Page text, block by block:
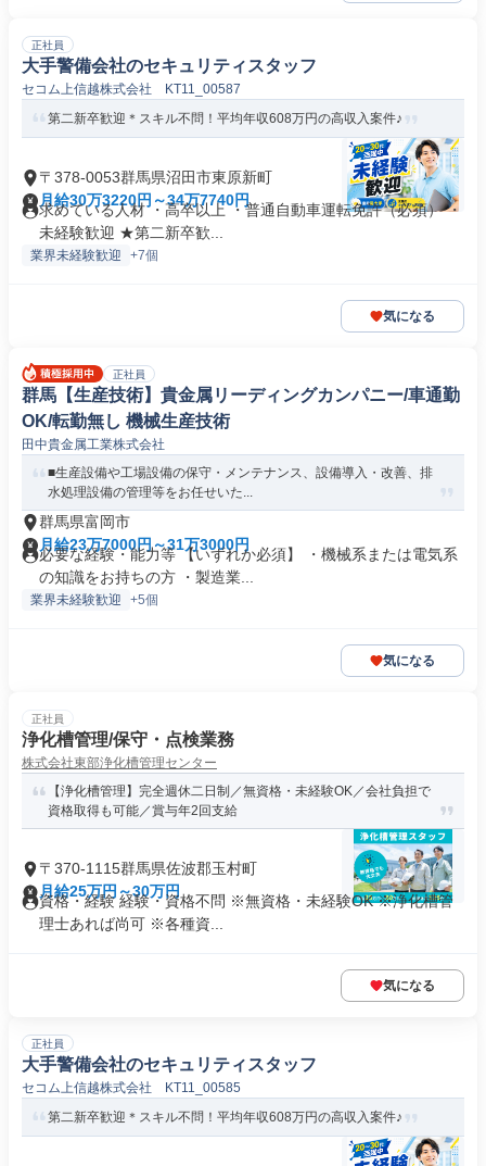
正社員
大手警備会社のセキュリティスタッフ
セコム上信越株式会社 KT11_00587
第二新卒歓迎＊スキル不問！平均年収608万円の高収入案件♪
〒378-0053群馬県沼田市東原新町
月給30万3220円～34万7740円
求めている人材 ・高卒以上 ・普通自動車運転免許（必須） ・
未経験歓迎 ★第二新卒歓...
業界未経験歓迎 +7個
気になる
正社員
群馬【生産技術】貴金属リーディングカンパニー/車通勤
OK/転勤無し 機械生産技術
田中貴金属工業株式会社
■生産設備や工場設備の保守・メンテナンス、設備導入・改善、排
水処理設備の管理等をお任せいた...
群馬県富岡市
月給23万7000円～31万3000円
必要な経験・能力等 【いずれか必須】 ・機械系または電気系
の知識をお持ちの方 ・製造業...
業界未経験歓迎 +5個
気になる
正社員
浄化槽管理/保守・点検業務
株式会社東部浄化槽管理センター
【浄化槽管理】完全週休二日制／無資格・未経験OK／会社負担で
資格取得も可能／賞与年2回支給
〒370-1115群馬県佐波郡玉村町
月給25万円～30万円
資格・経験 経験・資格不問 ※無資格・未経験OK ※浄化槽管
理士あれば尚可 ※各種資...
気になる
正社員
大手警備会社のセキュリティスタッフ
セコム上信越株式会社 KT11_00585
第二新卒歓迎＊スキル不問！平均年収608万円の高収入案件♪